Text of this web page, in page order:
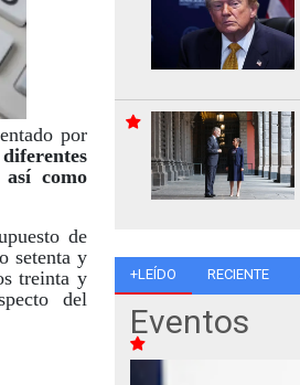
por
como
de
setenta y
treinta y
del
+LEÍDO RECIENTE
Eventos